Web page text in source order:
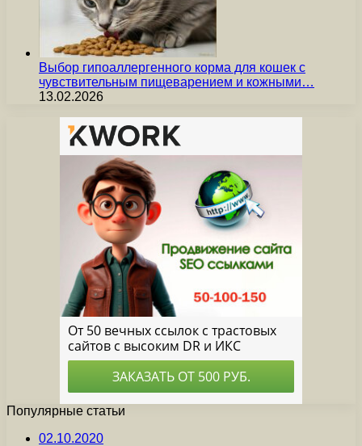
Выбор гипоаллергенного корма для кошек с
чувствительным пищеварением и кожными…
13.02.2026
Популярные статьи
02.10.2020